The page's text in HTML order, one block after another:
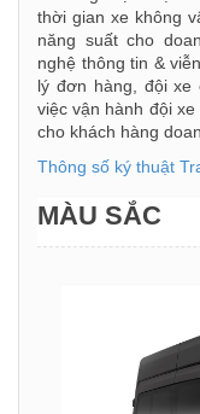
thời gian xe không
năng suất cho
nghệ thông tin &
lý đơn hàng, đội xe
việc vận hành đội
cho khách hàng
Thông số ký thuật
MÀU SẮC